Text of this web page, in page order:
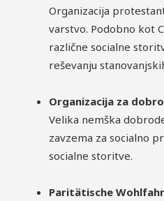
Organizacija
varstvo. Podobno kot
različne socialne
reševanju
Organizacija za
Velika nemška
zavzema za socialno
socialne storitve.
Paritätische